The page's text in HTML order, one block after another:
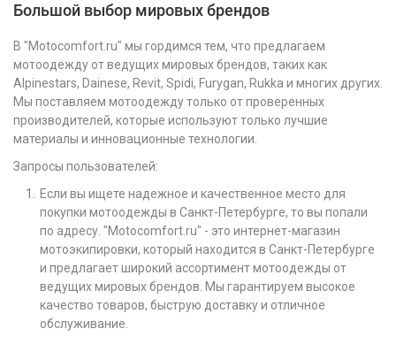
Большой выбор мировых брендов
В "Motocomfort.ru" мы гордимся тем, что предлагаем
мотоодежду от ведущих мировых брендов, таких как
Alpinestars, Dainese, Revit, Spidi, Furygan, Rukka и многих других.
Мы поставляем мотоодежду только от проверенных
производителей, которые используют только лучшие
материалы и инновационные технологии.
Запросы пользователей:
Если вы ищете надежное и качественное место для
покупки мотоодежды в Санкт-Петербурге, то вы попали
по адресу. "Motocomfort.ru" - это интернет-магазин
мотоэкипировки, который находится в Санкт-Петербурге
и предлагает широкий ассортимент мотоодежды от
ведущих мировых брендов. Мы гарантируем высокое
качество товаров, быструю доставку и отличное
обслуживание.